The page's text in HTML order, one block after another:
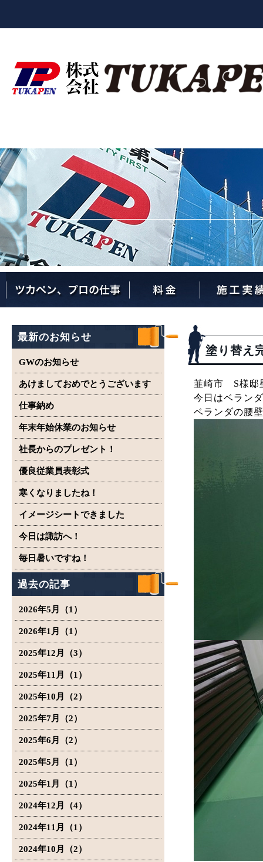
最新のお知らせ
GWのお知らせ
あけましておめでとうございます
仕事納め
年末年始休業のお知らせ
社長からのプレゼント！
優良従業員表彰式
寒くなりましたね！
イメージシートできました
今日は諏訪へ！
毎日暑いですね！
過去の記事
2026年5月（1）
2026年1月（1）
2025年12月（3）
2025年11月（1）
2025年10月（2）
2025年7月（2）
2025年6月（2）
2025年5月（1）
2025年1月（1）
2024年12月（4）
2024年11月（1）
2024年10月（2）
塗り替え
韮崎市 S様邸
今日はベラン
ベランダの腰